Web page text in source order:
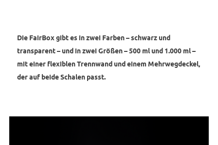
Die FairBox gibt es in zwei Farben – schwarz und
transparent – und in zwei Größen – 500 ml und 1.000 ml –
mit einer flexiblen Trennwand und einem Mehrwegdeckel,
der auf beide Schalen passt.